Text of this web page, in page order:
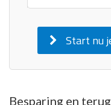
Start nu
Besparing en